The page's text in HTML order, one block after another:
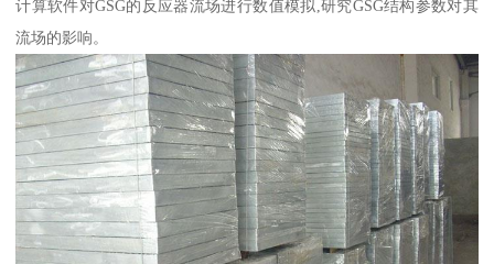
计算软件对GSG的反应器流场进行数值模拟,研究GSG结构参数对其
流场的影响。